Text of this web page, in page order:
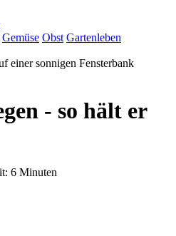
Gemüse Obst Gartenleben
- so hält er
6 Minuten